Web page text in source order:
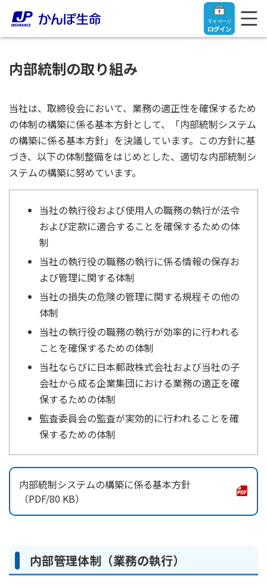
マイページ
ログイン
トップ
ご契約者さま
ご契約者さま
マイページログイン
お手続き一覧
きっかけ・できごとから探す
マイページでできること
ログイン
お客さまに関する情報等の確認の取り組み
保険をご検討中のお客さま
保険をご検討中のお客さま
終身保険
養老保険
定期保険
学資保険
長寿支援保険
お見積りシミュレーション
資料請求
保険の探し方のポイント
保険かんたん診断
これからのライフイベントでかかる費用とは？
法人のお客さま
【まずはご相談ください】企業経営でお悩みの方はこ
ちら
法人のお客さま向け商品一覧
目的から探す
お役立ち情報
かんぽ生命の団体取扱い
法人向け資料請求
お問い合わせ先
お役立ち情報
保険
医療
お金
子育て
かんぽ生命について
ご挨拶
経営理念・経営戦略
会社概要
財務情報
株主・投資家のみなさまへ
日本郵政グループとしての取り組み
採用情報
よくあるご質問
サステナビリティ
株主・投資家のみなさまへ
採用情報
English
内部統制の取り組み
当社は、取締役会において、業務の適正性を確保するため
の体制の構築に係る基本方針として、「内部統制システム
の構築に係る基本方針」を決議しています。この方針に基
づき、以下の体制整備をはじめとした、適切な内部統制シ
ステムの構築に努めています。
当社の執行役および使用人の職務の執行が法令
および定款に適合することを確保するための体
制
当社の執行役の職務の執行に係る情報の保存お
よび管理に関する体制
当社の損失の危険の管理に関する規程その他の
体制
当社の執行役の職務の執行が効率的に行われる
ことを確保するための体制
当社ならびに日本郵政株式会社および当社の子
会社から成る企業集団における業務の適正を確
保するための体制
監査委員会の監査が実効的に行われることを確
保するための体制
内部統制システムの構築に係る基本方針
80 KB
内部管理体制（業務の執行）